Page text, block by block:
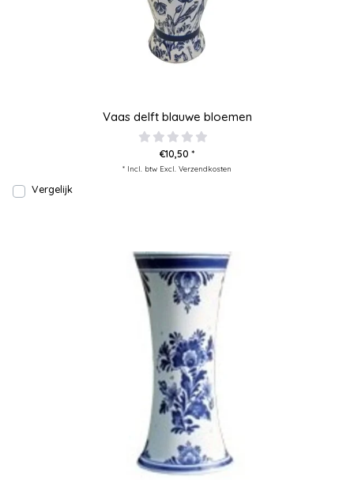
Vaas delft blauwe bloemen
€10,50 *
* Incl. btw Excl. Verzendkosten
Vergelijk